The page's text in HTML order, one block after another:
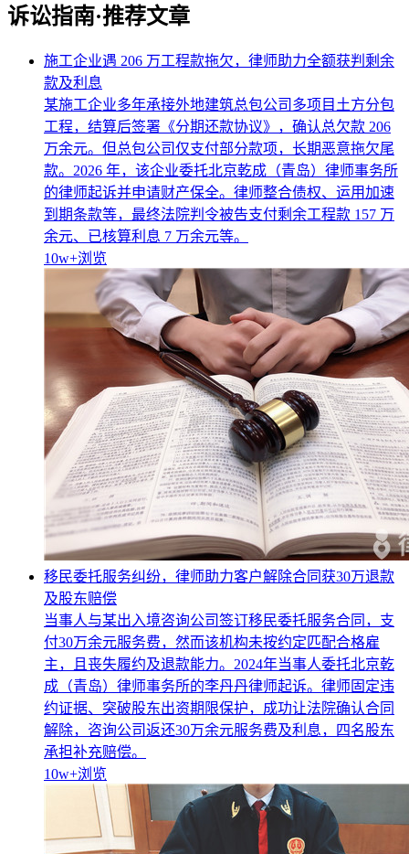
诉讼指南·推荐文章
施工企业遇 206 万工程款拖欠，律师助力全额获判剩余
款及利息
某施工企业多年承接外地建筑总包公司多项目土方分包
工程，结算后签署《分期还款协议》，确认总欠款 206
万余元。但总包公司仅支付部分款项，长期恶意拖欠尾
款。2026 年，该企业委托北京乾成（青岛）律师事务所
的律师起诉并申请财产保全。律师整合债权、运用加速
到期条款等，最终法院判令被告支付剩余工程款 157 万
余元、已核算利息 7 万余元等。
10w+浏览
移民委托服务纠纷，律师助力客户解除合同获30万退款
及股东赔偿
当事人与某出入境咨询公司签订移民委托服务合同，支
付30万余元服务费，然而该机构未按约定匹配合格雇
主，且丧失履约及退款能力。2024年当事人委托北京乾
成（青岛）律师事务所的李丹丹律师起诉。律师固定违
约证据、突破股东出资期限保护，成功让法院确认合同
解除，咨询公司返还30万余元服务费及利息，四名股东
承担补充赔偿。
10w+浏览